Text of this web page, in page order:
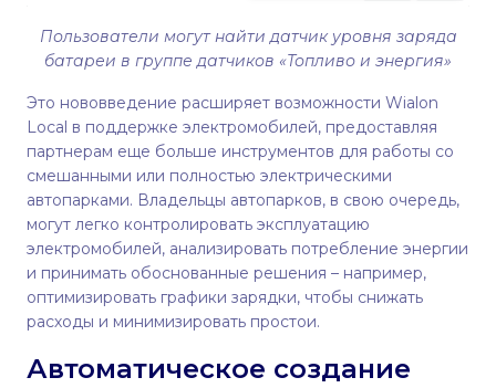
Пользователи могут найти датчик уровня заряда
батареи в группе датчиков «Топливо и энергия»
Это нововведение расширяет возможности Wialon
Local в поддержке электромобилей, предоставляя
партнерам еще больше инструментов для работы со
смешанными или полностью электрическими
автопарками. Владельцы автопарков, в свою очередь,
могут легко контролировать эксплуатацию
электромобилей, анализировать потребление энергии
и принимать обоснованные решения – например,
оптимизировать графики зарядки, чтобы снижать
расходы и минимизировать простои.
Автоматическое создание